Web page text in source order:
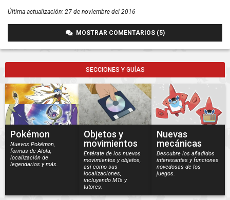
Última actualización: 27 de noviembre del 2016
MOSTRAR COMENTARIOS (5)
SECCIONES Y GUÍAS
Pokémon
Nuevos Pokémon,
formas de Alola,
localización de
legendarios y más.
Objetos y
movimientos
Entérate de los nuevos
movimientos y objetos,
así como sus
localizaciones,
incluyendo MTs y
tutores.
Nuevas
mecánicas
Descubre los añadidos
interesantes y funciones
novedosas de los
juegos.